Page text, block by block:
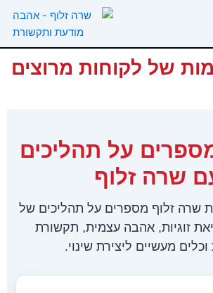
של לקוחות מרוצים
על תהליכים
שרה זלוף
שרה זלוף מספרים על תהליכים של
זוגיות, אהבה עצמית, תקשורת
מעשיים ליצירת שינוי.